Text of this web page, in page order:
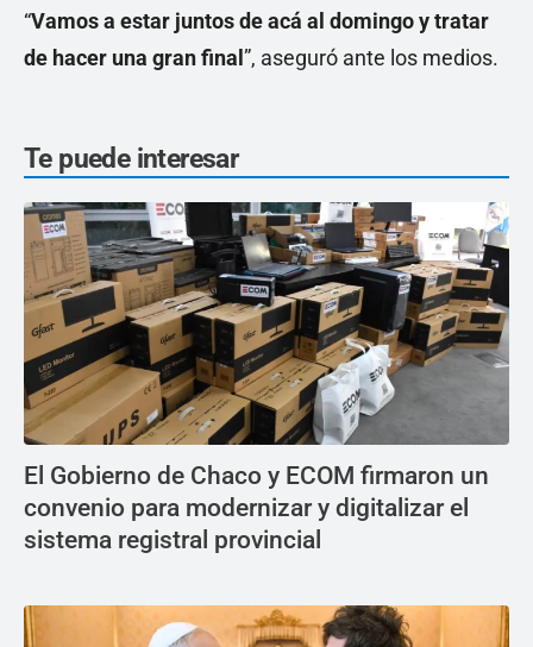
“Vamos a estar juntos de acá al domingo y tratar
de hacer una gran final ”, aseguró ante los medios.
Te puede interesar
El Gobierno de Chaco y ECOM firmaron un
convenio para modernizar y digitalizar el
sistema registral provincial